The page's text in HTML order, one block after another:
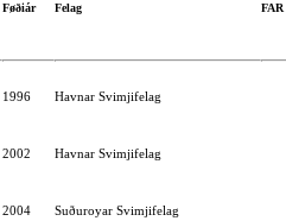
Føðiár Felag FAR
1996 Havnar Svimjifelag
2002 Havnar Svimjifelag
2004 Suðuroyar Svimjifelag